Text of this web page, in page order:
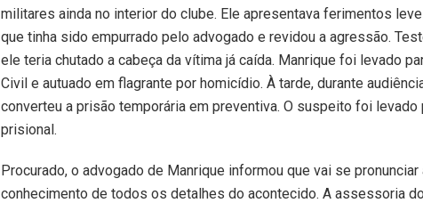
militares ainda no interior do clube. Ele apresentava ferimentos
que tinha sido empurrado pelo advogado e revidou a agressão.
ele teria chutado a cabeça da vítima já caída. Manrique foi levado
Civil e autuado em flagrante por homicídio. À tarde, durante
converteu a prisão temporária em preventiva. O suspeito foi levado
prisional.
Procurado, o advogado de Manrique informou que vai se
conhecimento de todos os detalhes do acontecido. A assessoria